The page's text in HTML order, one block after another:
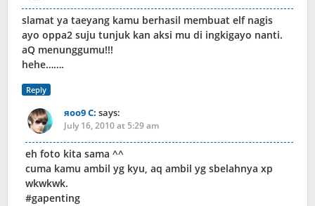
slamat ya taeyang kamu berhasil membuat elf nagis
ayo oppa2 suju tunjuk kan aksi mu di ingkigayo nanti.
aQ menunggumu!!!
hehe…….
Reply
яoo9 C: says:
July 16, 2010 at 5:29 am
eh foto kita sama ^^
cuma kamu ambil yg kyu, aq ambil yg sbelahnya xp
wkwkwk.
#gapenting